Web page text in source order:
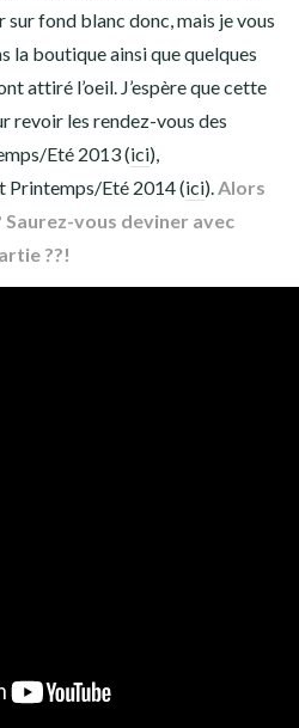
sur fond blanc donc, mais je vous
la boutique ainsi que quelques
attiré l’oeil. J’espère que cette
revoir les rendez-vous des
Eté 2013 (ici),
Printemps/Eté 2014 (ici).Alors
vous deviner avec
??!